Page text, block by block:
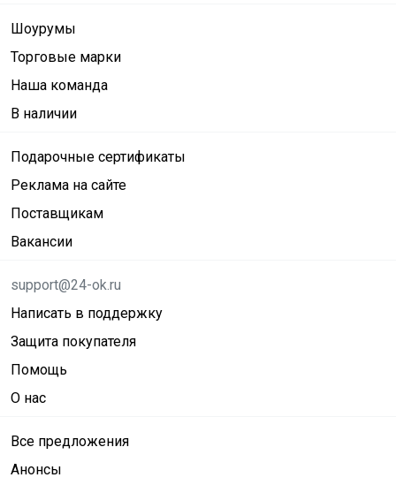
Шоурумы
Торговые марки
Наша команда
В наличии
Подарочные сертификаты
Реклама на сайте
Поставщикам
Вакансии
support@24-ok.ru
Написать в поддержку
Защита покупателя
Помощь
О нас
Все предложения
Анонсы